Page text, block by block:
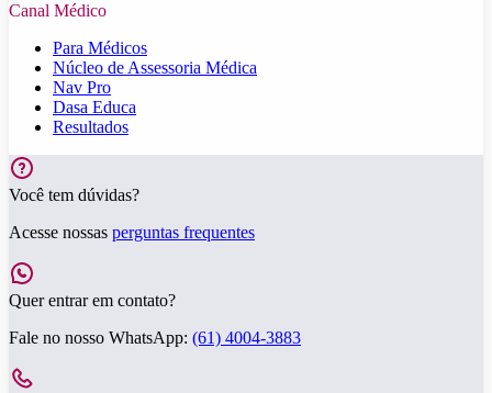
Canal Médico
Para Médicos
Núcleo de Assessoria Médica
Nav Pro
Dasa Educa
Resultados
Você tem dúvidas?
Acesse nossas perguntas frequentes
Quer entrar em contato?
Fale no nosso WhatsApp: (61) 4004-3883